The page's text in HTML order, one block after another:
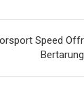
Speed